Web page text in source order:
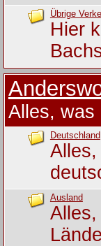
Übrige
Hier
Alles, was
Deutschland
Ausland